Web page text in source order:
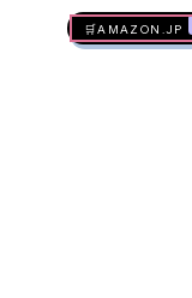
🛒AMAZON.jp